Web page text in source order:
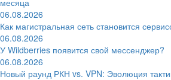
06.08.2026
Как магистральная сеть становится
06.08.2026
У Wildberries появится свой мессенджер?
06.08.2026
Новый раунд РКН vs. VPN: Эволюция